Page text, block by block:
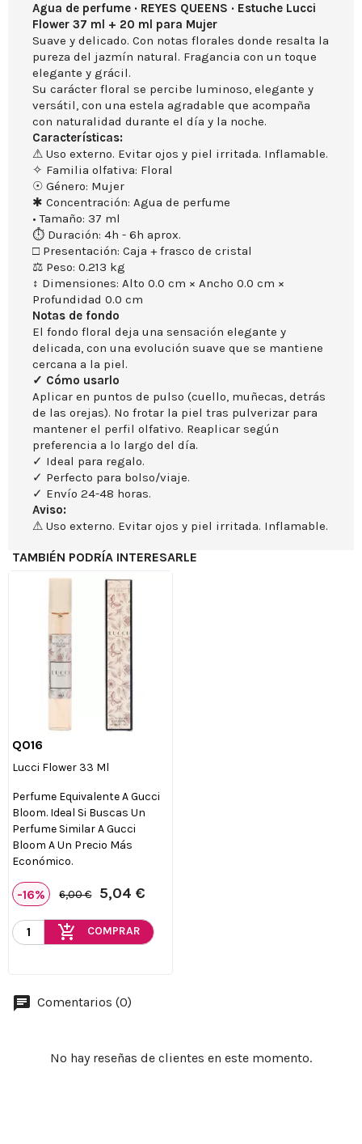
Agua de perfume · REYES QUEENS · Estuche Lucci
Flower 37 ml + 20 ml para Mujer
Suave y delicado. Con notas florales donde resalta la
pureza del jazmín natural. Fragancia con un toque
elegante y grácil.
Su carácter floral se percibe luminoso, elegante y
versátil, con una estela agradable que acompaña
con naturalidad durante el día y la noche.
Características:
⚠ Uso externo. Evitar ojos y piel irritada. Inflamable.
✧ Familia olfativa: Floral
☉ Género: Mujer
✱ Concentración: Agua de perfume
• Tamaño: 37 ml
⏱ Duración: 4h - 6h aprox.
□ Presentación: Caja + frasco de cristal
⚖ Peso: 0.213 kg
↕ Dimensiones: Alto 0.0 cm × Ancho 0.0 cm ×
Profundidad 0.0 cm
Notas de fondo
El fondo floral deja una sensación elegante y
delicada, con una evolución suave que se mantiene
cercana a la piel.
✓ Cómo usarlo
Aplicar en puntos de pulso (cuello, muñecas, detrás
de las orejas). No frotar la piel tras pulverizar para
mantener el perfil olfativo. Reaplicar según
preferencia a lo largo del día.
✓ Ideal para regalo.
✓ Perfecto para bolso/viaje.
✓ Envío 24-48 horas.
Aviso:
⚠ Uso externo. Evitar ojos y piel irritada. Inflamable.
TAMBIÉN PODRÍA INTERESARLE
Q016
Lucci Flower 33 Ml
Perfume Equivalente A Gucci
Bloom. Ideal Si Buscas Un
Perfume Similar A Gucci
Bloom A Un Precio Más
Económico.
-16% 6,00 € 5,04 €
add_shopping_cart COMPRAR
Comentarios (0)
No hay reseñas de clientes en este momento.